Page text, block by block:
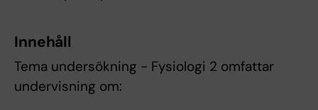
Innehåll
Tema undersökning - Fysiologi 2 omfattar
undervisning om: